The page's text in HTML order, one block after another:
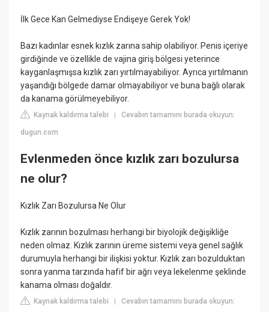
İlk Gece Kan Gelmediyse Endişeye Gerek Yok!
Bazı kadınlar esnek kızlık zarına sahip olabiliyor. Penis içeriye
girdiğinde ve özellikle de vajina giriş bölgesi yeterince
kayganlaşmışsa kızlık zarı yırtılmayabiliyor. Ayrıca yırtılmanın
yaşandığı bölgede damar olmayabiliyor ve buna bağlı olarak
da kanama görülmeyebiliyor.
Kaynak kaldırma talebi |Cevabın tamamını burada okuyun:
dugun.com
Evlenmeden önce kızlık zarı bozulursa
ne olur?
Kızlık Zarı Bozulursa Ne Olur
Kızlık zarının bozulması herhangi bir biyolojik değişikliğe
neden olmaz. Kızlık zarının üreme sistemi veya genel sağlık
durumuyla herhangi bir ilişkisi yoktur. Kızlık zarı bozulduktan
sonra yanma tarzında hafif bir ağrı veya lekelenme şeklinde
kanama olması doğaldır.
Kaynak kaldırma talebi |Cevabın tamamını burada okuyun: